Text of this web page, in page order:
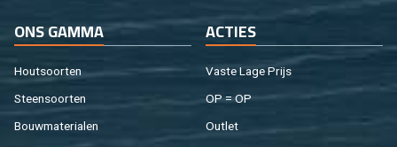
ONS GAMMA
Hout­soor­ten
Steen­soor­ten
Bouw­ma­te­ri­a­len
AC­TIES
Vaste Lage Prijs
OP = OP
Out­let